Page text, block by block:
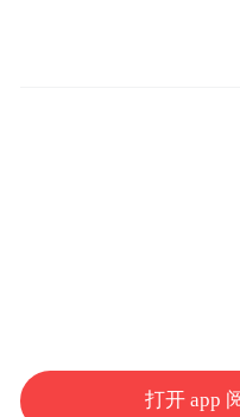
物馆与国内首个沉
打开 app